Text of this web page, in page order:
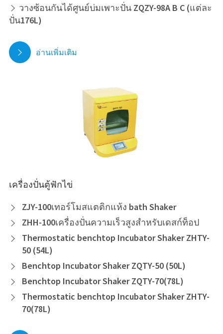
 วางซ้อนกันได้ศูนย์บ่มเพาะปั่น ZQZY-98A B C (แต่ละ
ปั่น176L)
 อ่านเพิ่มเติม
เครื่องปั่นตู้ฟักไข่
 ZJY-100เทอร์โมสแตติกแห้ง bath Shaker
 ZHH-100เครื่องปั่นความเร็วสูงสำหรับเดสก์ท็อป

Thermostatic benchtop Incubator Shaker ZHTY-
50 (54L)
 Benchtop Incubator Shaker ZQTY-50 (50L)
 Benchtop Incubator Shaker ZQTY-70(78L)

Thermostatic benchtop Incubator Shaker ZHTY-
70(78L)